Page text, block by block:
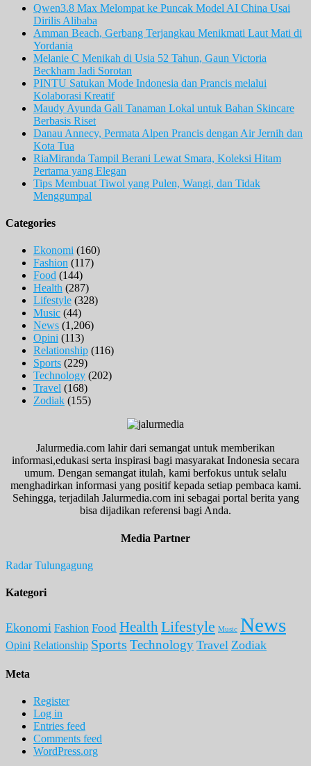
Qwen3.8 Max Melompat ke Puncak Model AI China Usai
Dirilis Alibaba
Amman Beach, Gerbang Terjangkau Menikmati Laut Mati di
Yordania
Melanie C Menikah di Usia 52 Tahun, Gaun Victoria
Beckham Jadi Sorotan
PINTU Satukan Mode Indonesia dan Prancis melalui
Kolaborasi Kreatif
Maudy Ayunda Gali Tanaman Lokal untuk Bahan Skincare
Berbasis Riset
Danau Annecy, Permata Alpen Prancis dengan Air Jernih dan
Kota Tua
RiaMiranda Tampil Berani Lewat Smara, Koleksi Hitam
Pertama yang Elegan
Tips Membuat Tiwol yang Pulen, Wangi, dan Tidak
Menggumpal
Categories
Ekonomi (160)
Fashion (117)
Food (144)
Health (287)
Lifestyle (328)
Music (44)
News (1,206)
Opini (113)
Relationship (116)
Sports (229)
Technology (202)
Travel (168)
Zodiak (155)
Jalurmedia.com lahir dari semangat untuk memberikan
informasi,edukasi serta inspirasi bagi masyarakat Indonesia secara
umum. Dengan semangat itulah, kami berfokus untuk selalu
menghadirkan informasi yang positif kepada setiap pembaca kami.
Sehingga, terjadilah Jalurmedia.com ini sebagai portal berita yang
bisa dijadikan referensi bagi Anda.
Media Partner
Radar Tulungagung
Kategori
Ekonomi Fashion Food Health Lifestyle Music News
Opini Relationship Sports Technology Travel Zodiak
Meta
Register
Log in
Entries feed
Comments feed
WordPress.org